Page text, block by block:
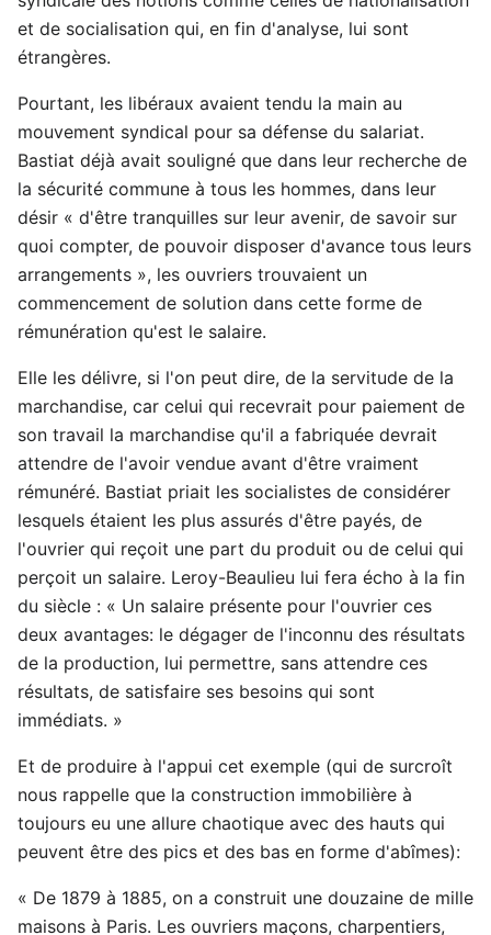
et de socialisation qui, en fin d'analyse, lui sont
étrangères.
Pourtant, les libéraux avaient tendu la main au
mouvement syndical pour sa défense du salariat.
Bastiat déjà avait souligné que dans leur recherche de
la sécurité commune à tous les hommes, dans leur
désir « d'être tranquilles sur leur avenir, de savoir sur
quoi compter, de pouvoir disposer d'avance tous leurs
arrangements », les ouvriers trouvaient un
commencement de solution dans cette forme de
rémunération qu'est le salaire.
Elle les délivre, si l'on peut dire, de la servitude de la
marchandise, car celui qui recevrait pour paiement de
son travail la marchandise qu'il a fabriquée devrait
attendre de l'avoir vendue avant d'être vraiment
rémunéré. Bastiat priait les socialistes de considérer
lesquels étaient les plus assurés d'être payés, de
l'ouvrier qui reçoit une part du produit ou de celui qui
perçoit un salaire. Leroy-Beaulieu lui fera écho à la fin
du siècle : « Un salaire présente pour l'ouvrier ces
deux avantages: le dégager de l'inconnu des résultats
de la production, lui permettre, sans attendre ces
résultats, de satisfaire ses besoins qui sont
immédiats. »
Et de produire à l'appui cet exemple (qui de surcroît
nous rappelle que la construction immobilière à
toujours eu une allure chaotique avec des hauts qui
peuvent être des pics et des bas en forme d'abîmes):
« De 1879 à 1885, on a construit une douzaine de mille
maisons à Paris. Les ouvriers maçons, charpentiers,